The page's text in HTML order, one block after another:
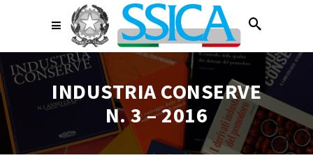
INDUSTRIA CONSERVE
N. 3 – 2016